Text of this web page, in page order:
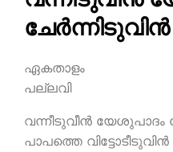
ചേര്‍ന്നിടുവിന്‍
ഏകതാളം
പല്ലവി
വന്നീടുവീന്‍ യേശുപാദം
പാപത്തെ വിട്ടോടീടുവിന്‍